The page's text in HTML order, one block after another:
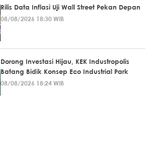
Rilis Data Inflasi Uji Wall Street Pekan Depan
08/08/2026 18:30 WIB
Dorong Investasi Hijau, KEK Industropolis
Batang Bidik Konsep Eco Industrial Park
08/08/2026 18:24 WIB